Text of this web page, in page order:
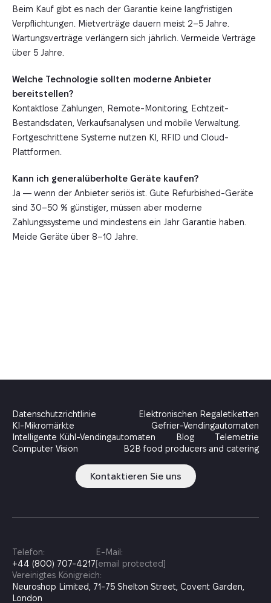
Beim Kauf gibt es nach der Garantie keine langfristigen
Verpflichtungen. Mietverträge dauern meist 2–5 Jahre.
Wartungsverträge verlängern sich jährlich. Vermeide Verträge
über 5 Jahre.
Welche Technologie sollten moderne Anbieter
bereitstellen?
Kontaktlose Zahlungen, Remote-Monitoring, Echtzeit-
Bestandsdaten, Verkaufsanalysen und mobile Verwaltung.
Fortgeschrittene Systeme nutzen KI, RFID und Cloud-
Plattformen.
Kann ich generalüberholte Geräte kaufen?
Ja — wenn der Anbieter seriös ist. Gute Refurbished-Geräte
sind 30–50 % günstiger, müssen aber moderne
Zahlungssysteme und mindestens ein Jahr Garantie haben.
Meide Geräte über 8–10 Jahre.
Datenschutzrichtlinie
Elektronischen Regaletiketten
KI-Mikromärkte
Gefrier-Vendingautomaten
Intelligente Kühl-Vendingautomaten
Blog
Telemetrie
Computer Vision
B2B food producers and catering
Kontaktieren Sie uns
Telefon:
+44 (800) 707-4217
E-Mail:
[email protected]
Vereinigtes Königreich:
Neuroshop Limited, 71-75 Shelton Street, Covent Garden,
London